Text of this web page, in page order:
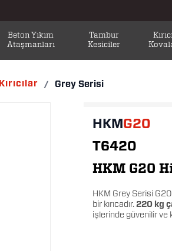
Beton Yıkım
Ataşmanları
Tambur
Kesiciler
Kırıcılar / Grey Serisi
HKM G20
T6420
HKM G20
HKM Grey Serisi
bir kırıcadır. 220 kg
işlerinde güvenilir ve